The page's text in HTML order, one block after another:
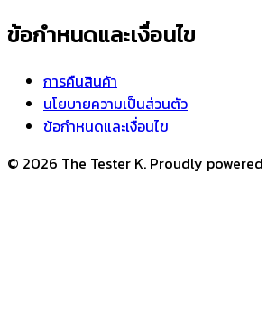
ข้อกำหนดและเงื่อนไข
การคืนสินค้า
นโยบายความเป็นส่วนตัว
ข้อกำหนดและเงื่อนไข
© 2026 The Tester K. Proudly powered